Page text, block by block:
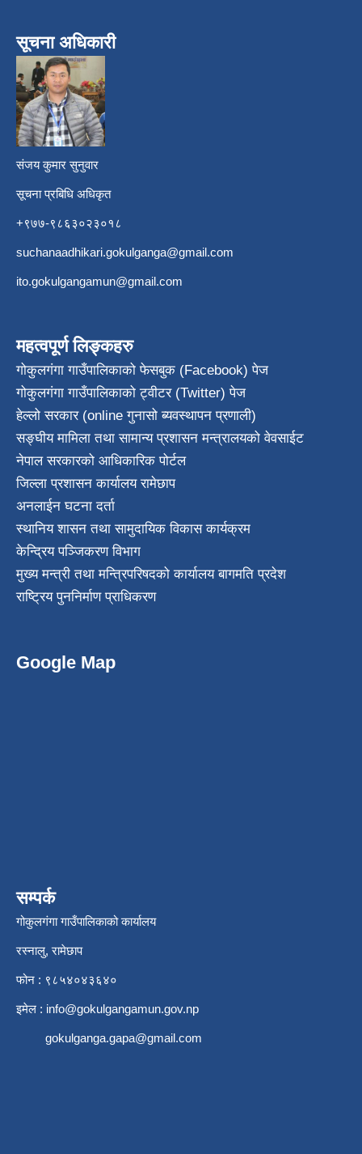
सूचना अधिकारी
संजय कुमार सुनुवार
सूचना प्रबिधि अधिकृत
+९७७-९८६३०२३०१८
suchanaadhikari.gokulganga@gmail.com
ito.gokulgangamun@gmail.com
महत्वपूर्ण लिङ्कहरु
गोकुलगंगा गाउँपालिकाको फेसबुक (Facebook) पेज
गोकुलगंगा गाउँपालिकाको ट्वीटर (Twitter) पेज
हेल्लो सरकार (online गुनासो ब्यवस्थापन प्रणाली)
सङ्घीय मामिला तथा सामान्य प्रशासन मन्त्रालयको वेवसाईट
नेपाल सरकारको आधिकारिक पोर्टल
जिल्ला प्रशासन कार्यालय रामेछाप
अनलाईन घटना दर्ता
स्थानिय शासन तथा सामुदायिक विकास कार्यक्रम
केन्द्रिय पञ्जिकरण विभाग
मुख्य मन्त्री तथा मन्त्रिपरिषदको कार्यालय बागमति प्रदेश
राष्ट्रिय पुननिर्माण प्राधिकरण
Google Map
सम्पर्क
गोकुलगंगा गाउँपालिकाको कार्यालय
रस्नालु, रामेछाप
फोन : ९८५४०४३६४०
इमेल : info@gokulgangamun.gov.np
gokulganga.gapa@gmail.com